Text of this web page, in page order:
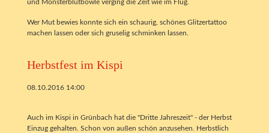
und Monsterblutbowle verging die Zeit wie im Flug.
Wer Mut bewies konnte sich ein schaurig, schönes Glitzertattoo
machen lassen oder sich gruselig schminken lassen.
Herbstfest im Kispi
08.10.2016 14:00
Auch im Kispi in Grünbach hat die "Dritte Jahreszeit" - der Herbst
Einzug gehalten. Schon von außen schön anzusehen. Herbstlich